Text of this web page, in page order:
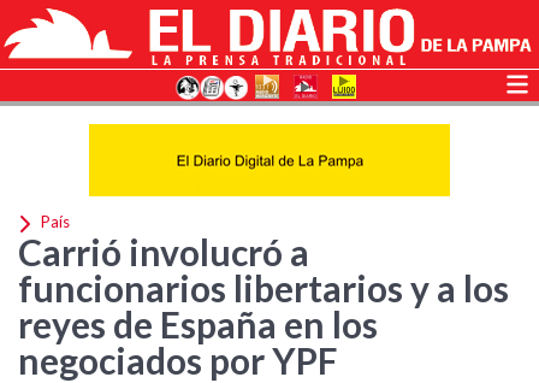
País
Carrió involucró a
funcionarios libertarios y a los
reyes de España en los
negociados por YPF